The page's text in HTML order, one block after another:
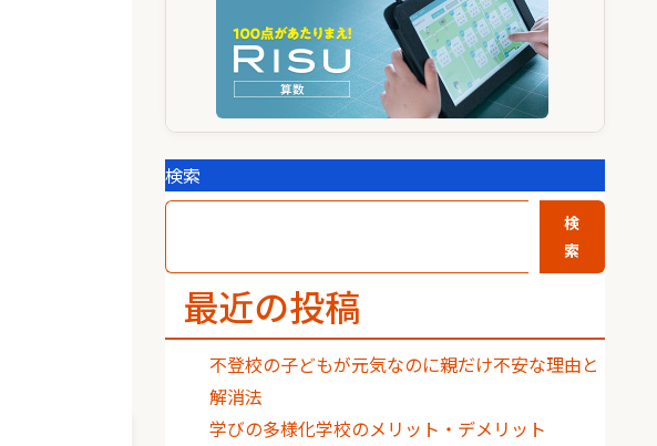
検索
検
索
最近の投稿
不登校の子どもが元気なのに親だけ不安な理由と
解消法
学びの多様化学校のメリット・デメリット